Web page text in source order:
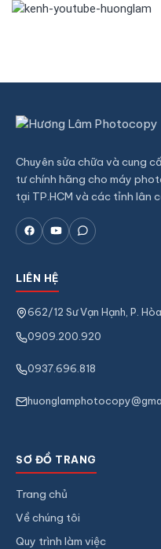
Chuyên sửa chữa và cung
tư chính hãng cho máy
tại TP.HCM và các tỉnh lân
LIÊN HỆ
662/12 Sư Vạn Hạnh, P.
0909.200.920
0937.696.818
SƠ ĐỒ TRANG
Trang chủ
Về chúng tôi
Quy trình làm việc